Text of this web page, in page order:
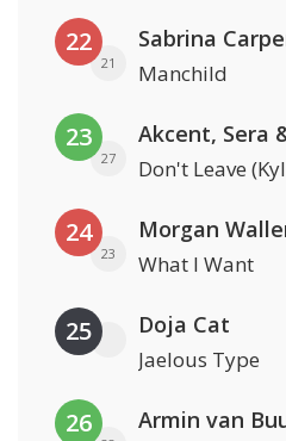
22
21
Sabrina
Manchild
23
27
Akcent, Sera
Don't Leave
24
23
Morgan
What I Want
25 Doja Cat
Jaelous Type
26